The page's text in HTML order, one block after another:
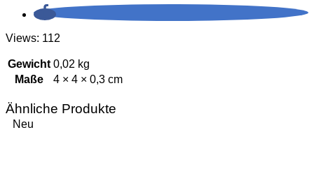
Views: 112
Gewicht 0,02 kg
Maße
4 × 4 × 0,3 cm
Ähnliche Produkte
Neu